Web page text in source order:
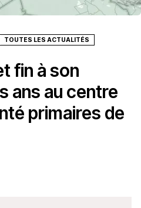
TOUTES LES ACTUALITÉS
fin à son
ans au centre
primaires de